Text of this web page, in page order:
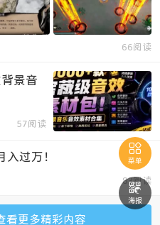
66阅读
景音
57阅读
过万！
83阅读
看更多精彩内容

菜单

海报